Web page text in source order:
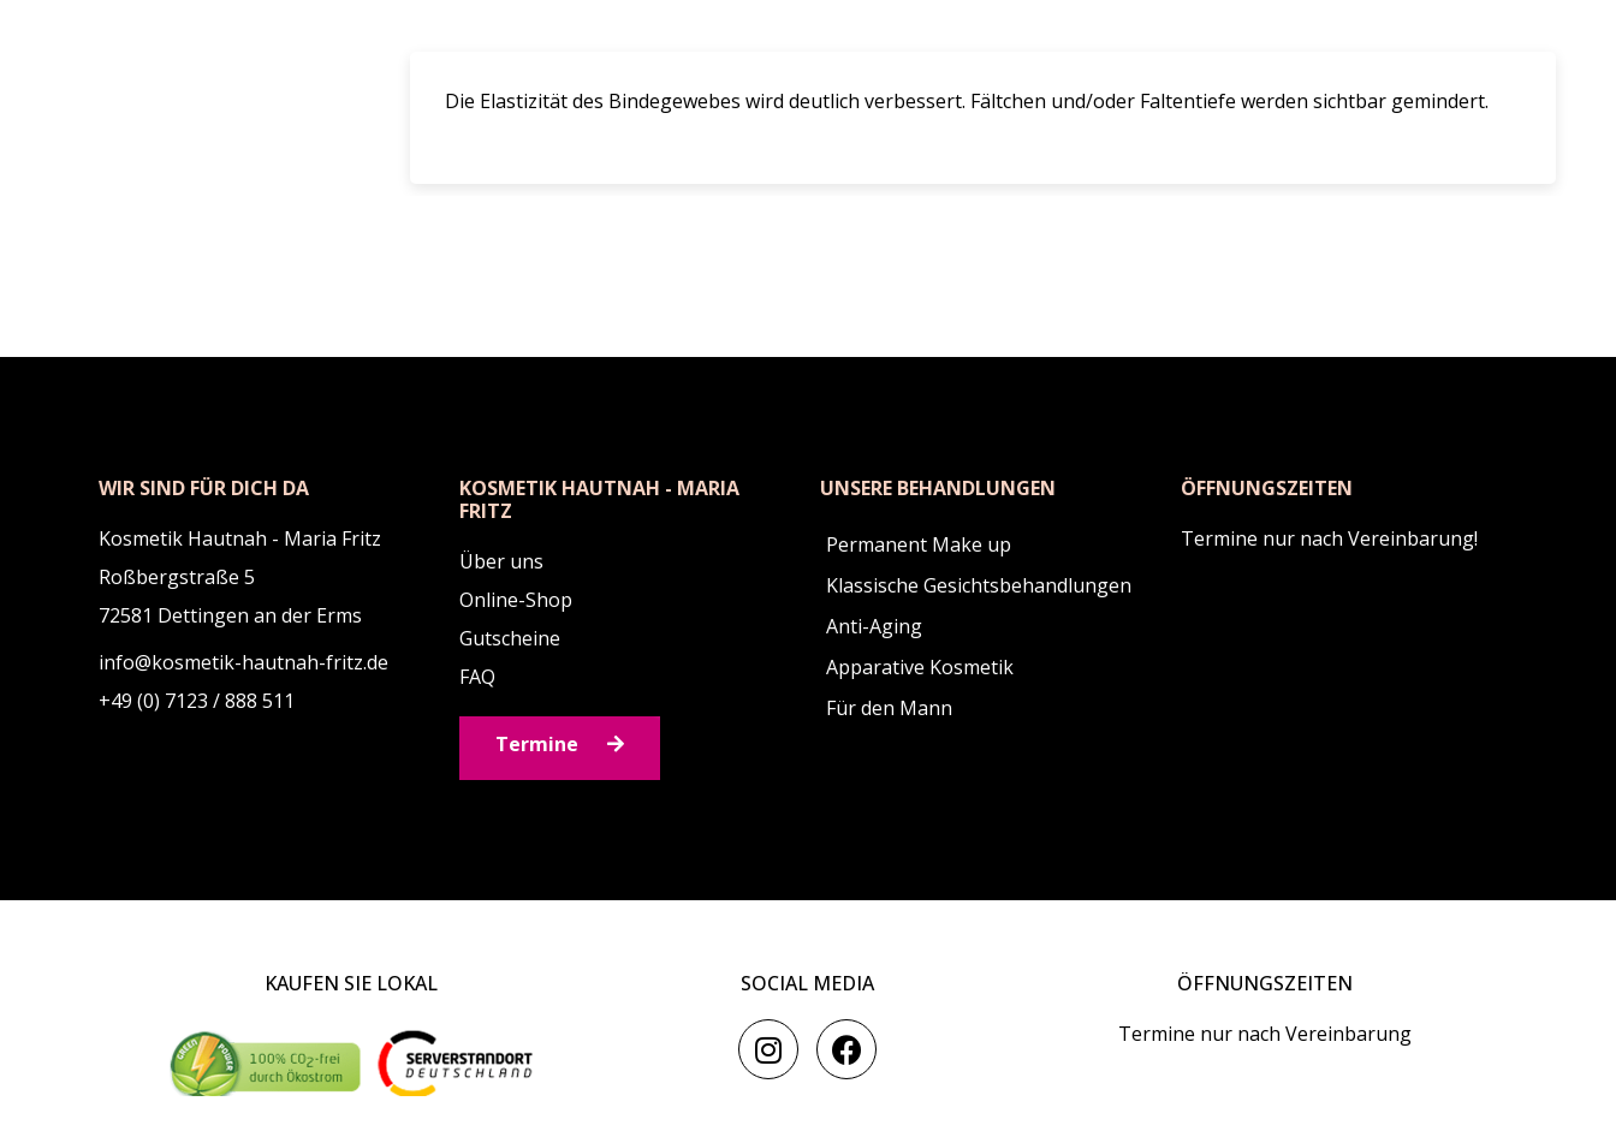
Die Elastizität des Bindegewebes wird deutlich verbessert. Fältchen und/oder Faltentiefe werden sichtbar gemindert.
WIR SIND FÜR DICH DA
Kosmetik Hautnah - Maria Fritz
Roßbergstraße 5
72581 Dettingen an der Erms
info@kosmetik-hautnah-fritz.de
+49 (0) 7123 / 888 511
KOSMETIK HAUTNAH - MARIA
FRITZ
Über uns
Online-Shop
Gutscheine
FAQ
Termine
UNSERE BEHANDLUNGEN
Permanent Make up
Klassische Gesichtsbehandlungen
Anti-Aging
Apparative Kosmetik
Für den Mann
ÖFFNUNGSZEITEN
Termine nur nach Vereinbarung!
KAUFEN SIE LOKAL SOCIAL MEDIA
I
n
s
F
a
c
ÖFFNUNGSZEITEN
Termine nur nach Vereinbarung